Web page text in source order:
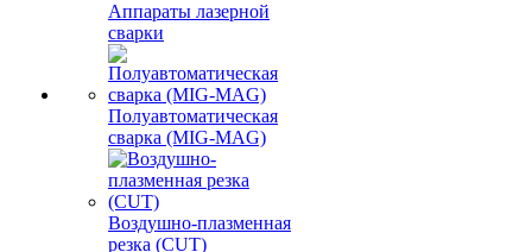
Аппараты лазерной
сварки
Полуавтоматическая
сварка (MIG-MAG)
Воздушно-плазменная
резка (CUT)